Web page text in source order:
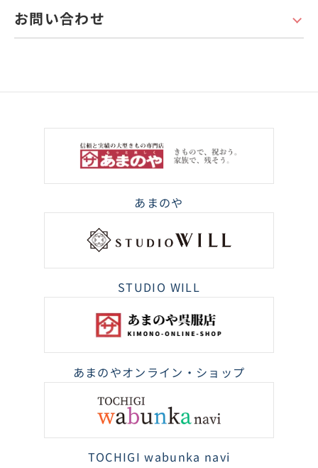
お問い合わせ
あまのや
STUDIO WILL
あまのやオンライン・ショップ
TOCHIGI wabunka navi